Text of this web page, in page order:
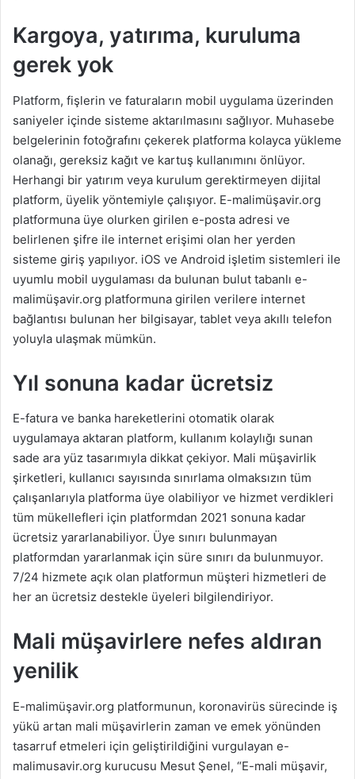
Kargoya, yatırıma, kuruluma
gerek yok
Platform, fişlerin ve faturaların mobil uygulama üzerinden
saniyeler içinde sisteme aktarılmasını sağlıyor. Muhasebe
belgelerinin fotoğrafını çekerek platforma kolayca yükleme
olanağı, gereksiz kağıt ve kartuş kullanımını önlüyor.
Herhangi bir yatırım veya kurulum gerektirmeyen dijital
platform, üyelik yöntemiyle çalışıyor. E-malimüşavir.org
platformuna üye olurken girilen e-posta adresi ve
belirlenen şifre ile internet erişimi olan her yerden
sisteme giriş yapılıyor. iOS ve Android işletim sistemleri ile
uyumlu mobil uygulaması da bulunan bulut tabanlı e-
malimüşavir.org platformuna girilen verilere internet
bağlantısı bulunan her bilgisayar, tablet veya akıllı telefon
yoluyla ulaşmak mümkün.
Yıl sonuna kadar ücretsiz
E-fatura ve banka hareketlerini otomatik olarak
uygulamaya aktaran platform, kullanım kolaylığı sunan
sade ara yüz tasarımıyla dikkat çekiyor. Mali müşavirlik
şirketleri, kullanıcı sayısında sınırlama olmaksızın tüm
çalışanlarıyla platforma üye olabiliyor ve hizmet verdikleri
tüm mükellefleri için platformdan 2021 sonuna kadar
ücretsiz yararlanabiliyor. Üye sınırı bulunmayan
platformdan yararlanmak için süre sınırı da bulunmuyor.
7/24 hizmete açık olan platformun müşteri hizmetleri de
her an ücretsiz destekle üyeleri bilgilendiriyor.
Mali müşavirlere nefes aldıran
yenilik
E-malimüşavir.org platformunun, koronavirüs sürecinde iş
yükü artan mali müşavirlerin zaman ve emek yönünden
tasarruf etmeleri için geliştirildiğini vurgulayan e-
malimusavir.org kurucusu Mesut Şenel, “E-mali müşavir,